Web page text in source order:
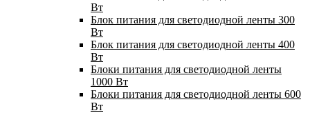
Вт
Блок питания для светодиодной ленты 300
Вт
Блок питания для светодиодной ленты 400
Вт
Блоки питания для светодиодной ленты
1000 Вт
Блоки питания для светодиодной ленты 600
Вт